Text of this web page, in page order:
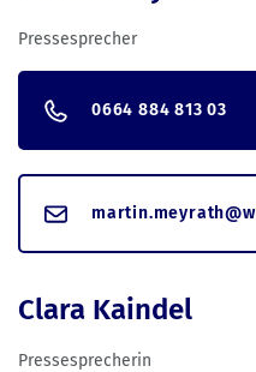
Pressesprecher
0664 884 813 03
Clara Kaindel
Pressesprecherin